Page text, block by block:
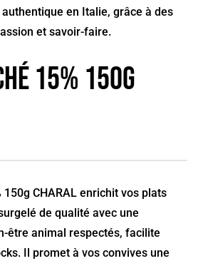
en Italie, grâce à des
et savoir-faire.
15% 150g
150g CHARAL enrichit vos plats
de qualité avec une
être animal respectés, facilite
Il promet à vos convives une